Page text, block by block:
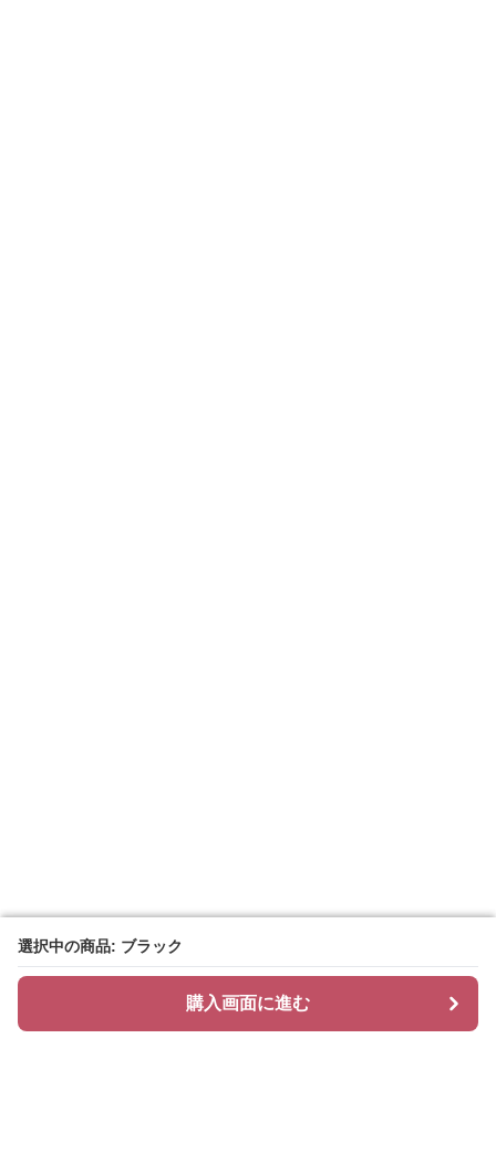
選択中の商品: ブラック
購入画面に進む
選択中の商品: ブラック
購入画面に進む